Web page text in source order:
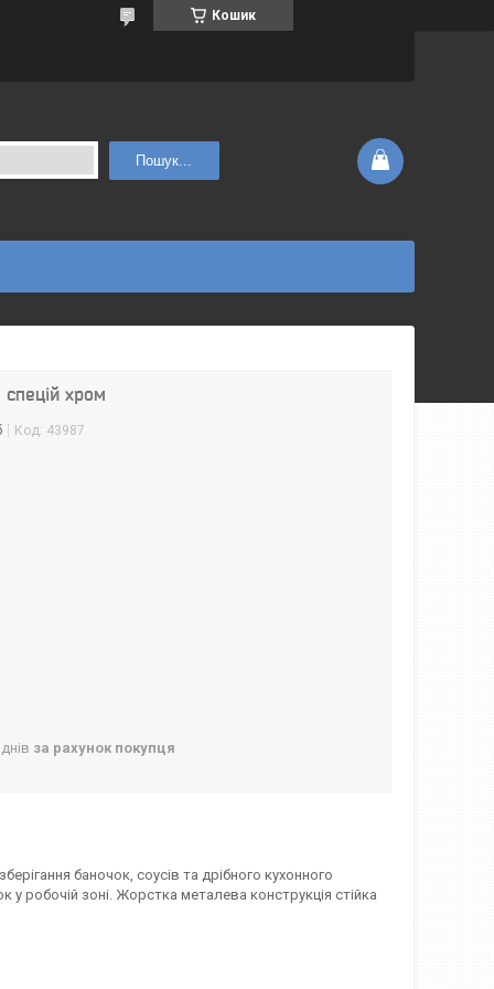
Кошик
Пошук...
хром
Код: 43987
за рахунок покупця
баночок, соусів та дрібного кухонного
у робочій зоні. Жорстка металева конструкція стійка